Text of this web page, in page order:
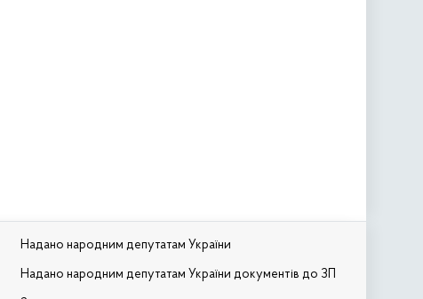
Надано народним депутатам України
Надано народним депутатам України документів до ЗП